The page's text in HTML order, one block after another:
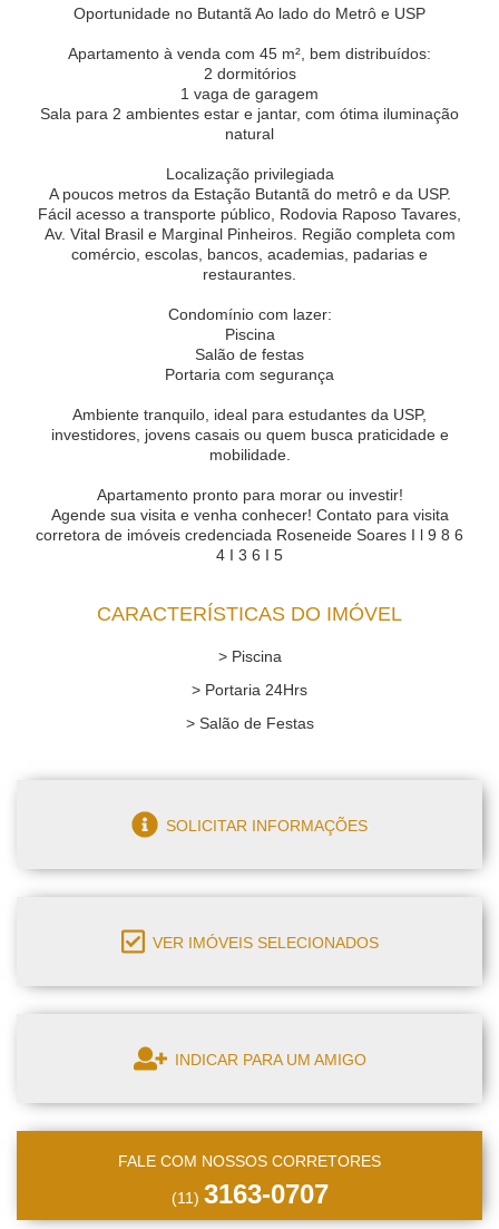
Oportunidade no Butantã Ao lado do Metrô e USP
Apartamento à venda com 45 m², bem distribuídos:
2 dormitórios
1 vaga de garagem
Sala para 2 ambientes estar e jantar, com ótima iluminação
natural
Localização privilegiada
A poucos metros da Estação Butantã do metrô e da USP.
Fácil acesso a transporte público, Rodovia Raposo Tavares,
Av. Vital Brasil e Marginal Pinheiros. Região completa com
comércio, escolas, bancos, academias, padarias e
restaurantes.
Condomínio com lazer:
Piscina
Salão de festas
Portaria com segurança
Ambiente tranquilo, ideal para estudantes da USP,
investidores, jovens casais ou quem busca praticidade e
mobilidade.
Apartamento pronto para morar ou investir!
Agende sua visita e venha conhecer! Contato para visita
corretora de imóveis credenciada Roseneide Soares I l 9 8 6
4 I 3 6 I 5
CARACTERÍSTICAS DO IMÓVEL
> Piscina
> Portaria 24Hrs
> Salão de Festas
SOLICITAR INFORMAÇÕES
VER IMÓVEIS SELECIONADOS
INDICAR PARA UM AMIGO
FALE COM NOSSOS CORRETORES
(11) 3163-0707